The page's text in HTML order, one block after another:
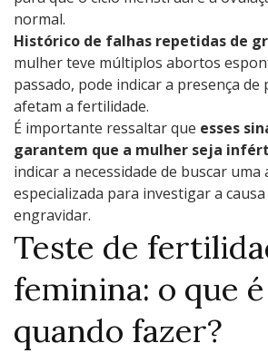
normal.
Histórico de falhas repetidas de
mulher teve múltiplos abortos
passado, pode indicar a presença de
afetam a fertilidade.
É importante ressaltar que esses
garantem que a mulher seja
indicar a necessidade de buscar uma
especializada para investigar a
engravidar.
Teste de
feminina: o que
quando fazer?